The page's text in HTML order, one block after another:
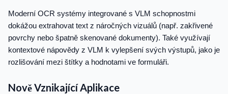
Moderní OCR systémy integrované s VLM schopnostmi
dokážou extrahovat text z náročných vizuálů (např. zakřivené
povrchy nebo špatně skenované dokumenty). Také využívají
kontextové nápovědy z VLM k vylepšení svých výstupů, jako je
rozlišování mezi štítky a hodnotami ve formuláři.
Nově Vznikající Aplikace